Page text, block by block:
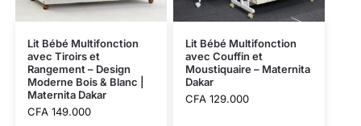
Lit Bébé Multifonction
avec Tiroirs et
Rangement – Design
Moderne Bois & Blanc |
Maternita Dakar
CFA149.000
Lit Bébé Multifonction
avec Couffin et
Moustiquaire – Maternita
Dakar
CFA129.000